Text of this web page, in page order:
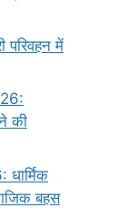
परिवहन में
की
धार्मिक
बहस